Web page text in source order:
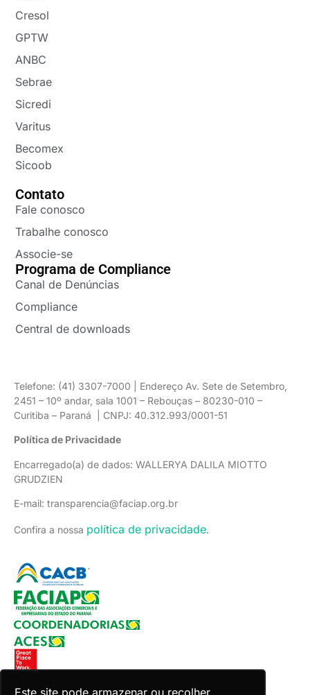
Cresol
GPTW
ANBC
Sebrae
Sicredi
Varitus
Becomex
Sicoob
Contato
Fale conosco
Trabalhe conosco
Associe-se
Programa de Compliance
Canal de Denúncias
Compliance
Central de downloads
Telefone: (41) 3307-7000 | Endereço Av. Sete de Setembro,
2451 – 10º andar, sala 1001 – Rebouças – 80230-010 –
Curitiba – Paraná | CNPJ: 40.312.993/0001-51
Política de Privacidade
Encarregado(a) de dados: WALLERYA DALILA MIOTTO
GRUDZIEN
E-mail: transparencia@faciap.org.br
Confira a nossa política de privacidade.